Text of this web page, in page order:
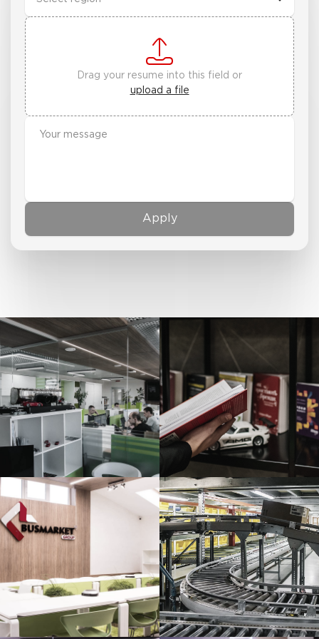
Drag your resume into this field or
upload a file
Apply